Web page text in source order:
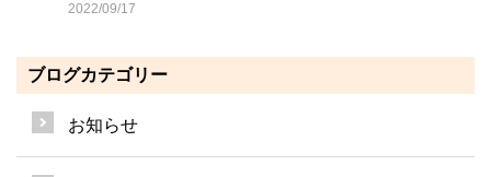
2022/09/17
ブログカテゴリー
お知らせ